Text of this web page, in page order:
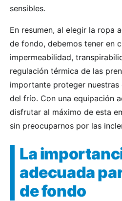
sensibles.
En resumen, al elegir la ropa
de fondo, debemos tener en
impermeabilidad,
regulación térmica de las
importante proteger
del frío. Con una equipación
disfrutar al máximo de esta
sin preocuparnos por las
La
adecuada
de fondo